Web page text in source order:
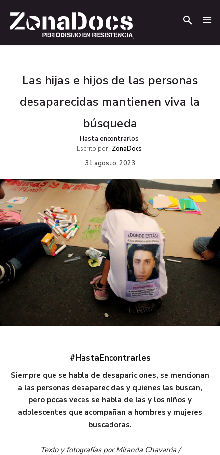
Las hijas e hijos de las personas
desaparecidas mantienen viva la
búsqueda
Hasta encontrarlos
Escrito por: ZonaDocs
31 agosto, 2023
#HastaEncontrarles
Siempre que se habla de desapariciones, se mencionan
a las personas desaparecidas y quienes las buscan,
pero pocas veces se habla de las y los niños y
adolescentes que acompañan a hombres y mujeres
buscadoras.
Texto y fotografías por Miranda Chavarria /